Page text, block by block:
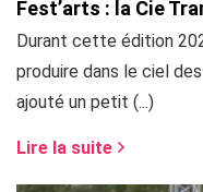
Fest’arts : la Cie
Durant cette édition
produire dans le ciel
ajouté un petit (...)
Lire la suite